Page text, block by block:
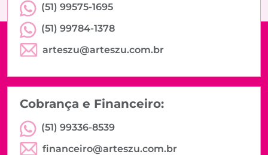
(51) 99575-1695
(51) 99784-1378
arteszu@arteszu.com.br
Cobrança e Financeiro:
(51) 99336-8539
financeiro@arteszu.com.br